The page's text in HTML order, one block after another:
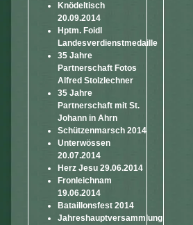
Knödeltisch
20.09.2014
Hptm. Foidl
Landesverdienstmedaille
35 Jahre
Partnerschaft Fotos
Alfred Stolzlechner
35 Jahre
Partnerschaft mit St.
Johann in Ahrn
Schützenmarsch 2014
Unterwössen
20.07.2014
Herz Jesu 29.06.2014
Fronleichnam
19.06.2014
Bataillonsfest 2014
Jahreshauptversammlung